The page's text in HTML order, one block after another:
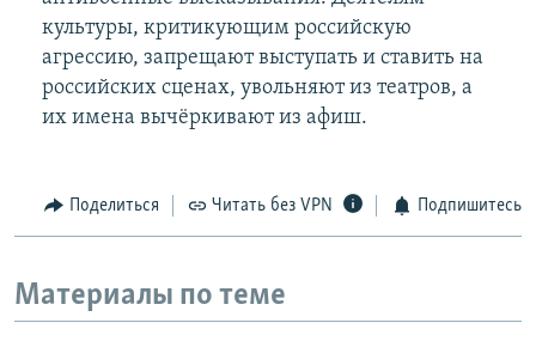
культуры, критикующим российскую
агрессию, запрещают выступать и ставить на
российских сценах, увольняют из театров, а
их имена вычёркивают из афиш.
Поделиться Читать без VPN Подпишитесь
Материалы по теме